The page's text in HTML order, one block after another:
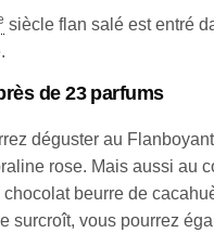
siècle flan salé est entré
de 23 parfums
déguster au
rose. Mais aussi au
beurre de
surcroît, vous pourrez